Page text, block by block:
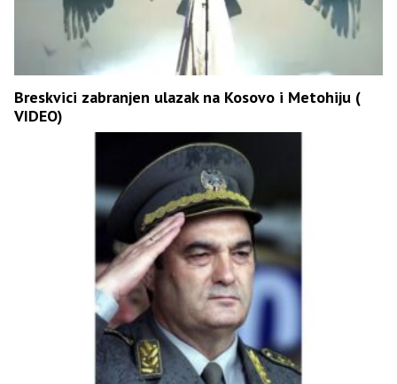
Breskvici zabranjen ulazak na Kosovo i Metohiju (
VIDEO)